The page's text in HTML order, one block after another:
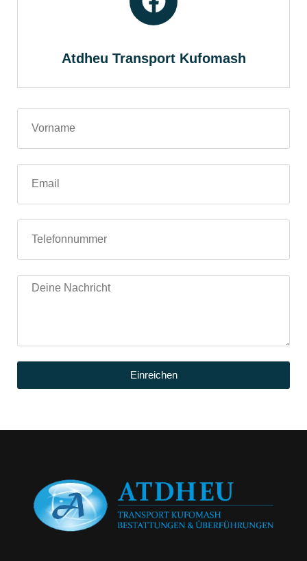
Einreichen
Atdheu Transport Kufomash